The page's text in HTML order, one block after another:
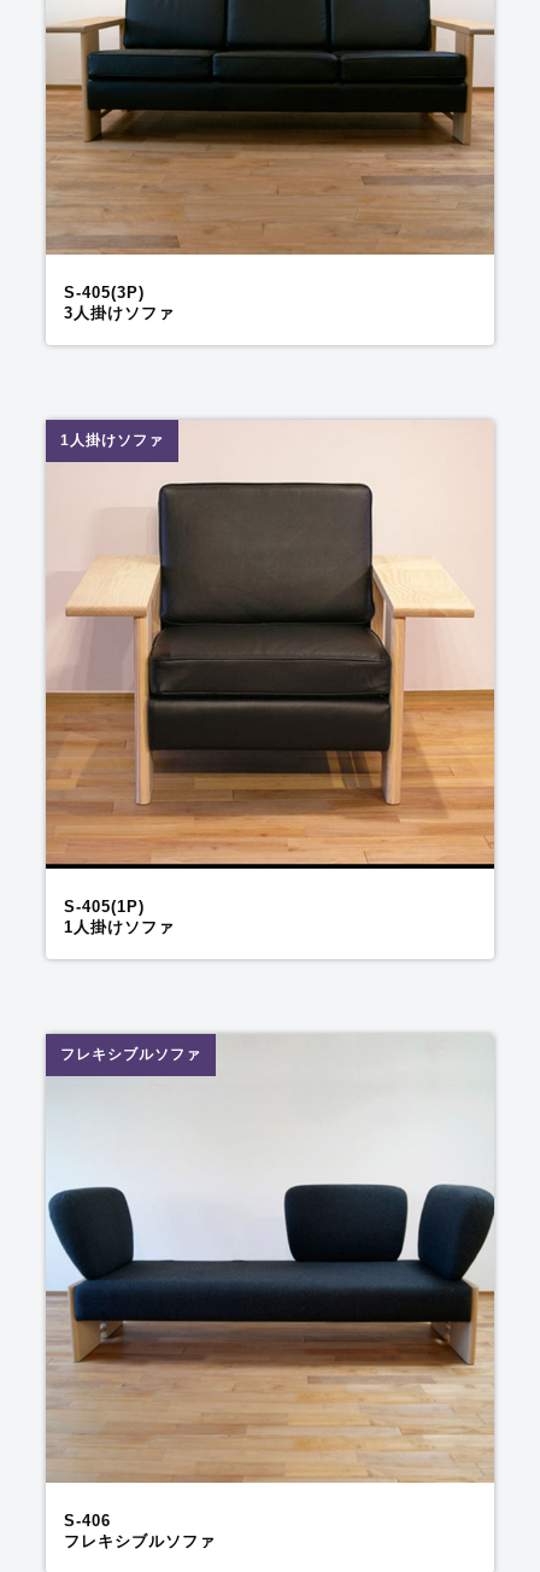
S-405(3P)
3人掛けソファ
1人掛けソファ
S-405(1P)
1人掛けソファ
フレキシブルソファ
S-406
フレキシブルソファ